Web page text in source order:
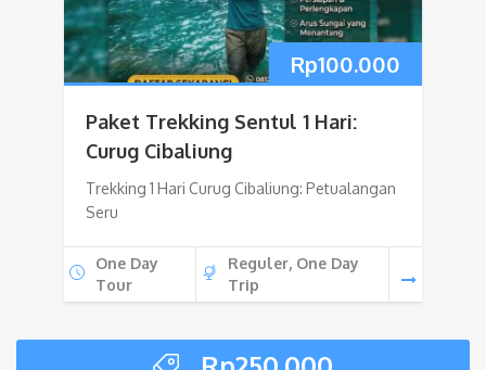
Rp100.000
Paket Trekking Sentul 1 Hari:
Curug Cibaliung
Trekking 1 Hari Curug Cibaliung: Petualangan
Seru
One Day
Tour
Reguler, One Day
Trip